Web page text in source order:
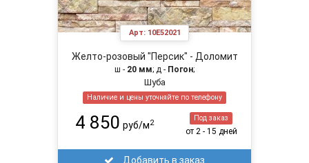
Арт: 10E52021
Желто-розовый "Персик" - Доломит
ш - 20 мм; д - Погон;
Шуба
Наличие и цены уточняйте по телефону
4 850 руб/м2
Под заказ
от 2 - 15 дней
Добавить в заказ